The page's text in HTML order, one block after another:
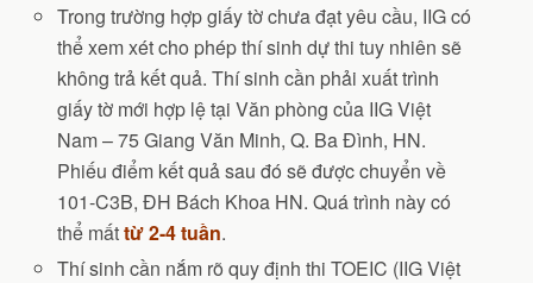
Trong trường hợp giấy tờ chưa đạt yêu cầu, IIG có
thể xem xét cho phép thí sinh dự thi tuy nhiên sẽ
không trả kết quả. Thí sinh cần phải xuất trình
giấy tờ mới hợp lệ tại Văn phòng của IIG Việt
Nam – 75 Giang Văn Minh, Q. Ba Đình, HN.
Phiếu điểm kết quả sau đó sẽ được chuyển về
101-C3B, ĐH Bách Khoa HN. Quá trình này có
thể mấttừ 2-4 tuần.
Thí sinh cần nắm rõ quy định thi TOEIC (IIG Việt